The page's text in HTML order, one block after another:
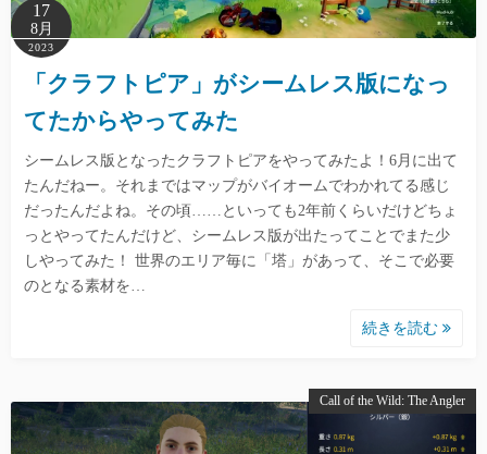
17
8月
2023
「クラフトピア」がシームレス版になっ
てたからやってみた
シームレス版となったクラフトピアをやってみたよ！6月に出て
たんだねー。それまではマップがバイオームでわかれてる感じ
だったんだよね。その頃……といっても2年前くらいだけどちょ
っとやってたんだけど、シームレス版が出たってことでまた少
しやってみた！ 世界のエリア毎に「塔」があって、そこで必要
のとなる素材を…
続きを読む
Call of the Wild: The Angler